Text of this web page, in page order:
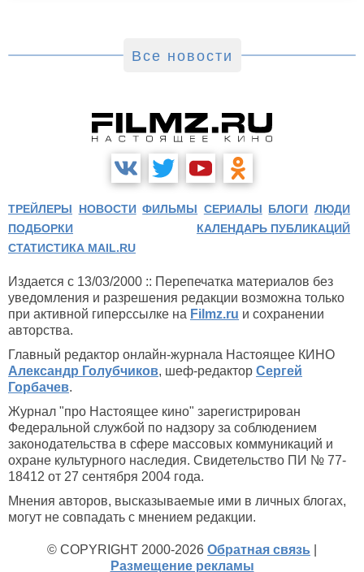
Все новости
ТРЕЙЛЕРЫ НОВОСТИ ФИЛЬМЫ СЕРИАЛЫ БЛОГИ ЛЮДИ
ПОДБОРКИ
КАЛЕНДАРЬ ПУБЛИКАЦИЙ
СТАТИСТИКА MAIL.RU
Издается с 13/03/2000 :: Перепечатка материалов без
уведомления и разрешения редакции возможна только
при активной гиперссылке на Filmz.ru и сохранении
авторства.
Главный редактор онлайн-журнала Настоящее КИНО
Александр Голубчиков, шеф-редактор Сергей
Горбачев.
Журнал "про Настоящее кино" зарегистрирован
Федеральной службой по надзору за соблюдением
законодательства в сфере массовых коммуникаций и
охране культурного наследия. Свидетельство ПИ № 77-
18412 от 27 сентября 2004 года.
Мнения авторов, высказываемые ими в личных блогах,
могут не совпадать с мнением редакции.
© COPYRIGHT 2000-2026 Обратная связь
Размещение рекламы